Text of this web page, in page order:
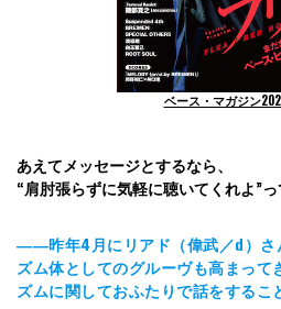
ベース・マガジン
あえてメッセージとするなら、
“肩肘張らずに気軽に聴いてくれよ”っ
――昨年4月にリアド（偉武／d）さ
ズム体としてのグルーヴも高まって
ズムに関しておふたりで話をするこ